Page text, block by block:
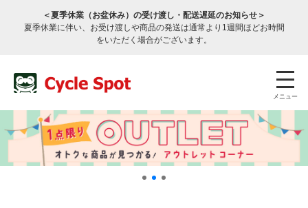
＜夏季休業（お盆休み）の受け渡し・配送遅延のお知らせ＞
夏季休業に伴い、お受け渡しや商品の発送は通常より1週間ほどお時間
をいただく場合がございます。
メニュー